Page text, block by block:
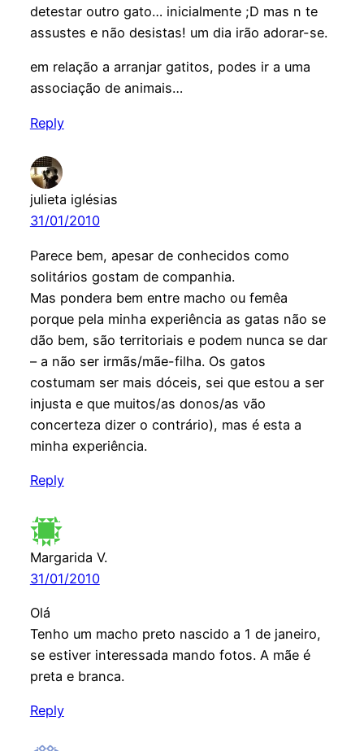
detestar outro gato… inicialmente ;D mas n te
assustes e não desistas! um dia irão adorar-se.
em relação a arranjar gatitos, podes ir a uma
associação de animais…
Reply
julieta iglésias
31/01/2010
Parece bem, apesar de conhecidos como
solitários gostam de companhia.
Mas pondera bem entre macho ou femêa
porque pela minha experiência as gatas não se
dão bem, são territoriais e podem nunca se dar
– a não ser irmãs/mãe-filha. Os gatos
costumam ser mais dóceis, sei que estou a ser
injusta e que muitos/as donos/as vão
concerteza dizer o contrário), mas é esta a
minha experiência.
Reply
Margarida V.
31/01/2010
Olá
Tenho um macho preto nascido a 1 de janeiro,
se estiver interessada mando fotos. A mãe é
preta e branca.
Reply